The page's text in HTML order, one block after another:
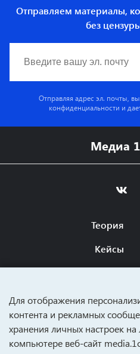
Отправляем материалы,
без
Отправляя адрес эл. почты,
конфиденциальности и
Медиа
CRM ДЛЯ
Теория
Кейсы
Для отображения
контента и рекламных
хранения личных настроек
компьютере веб‑сайт